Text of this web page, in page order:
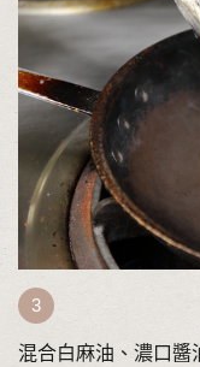
混合白麻油、濃口醬